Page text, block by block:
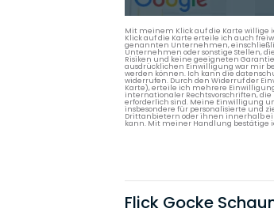
Mit meinem Klick auf die Karte willige
Klick auf die Karte erteile ich auch
genannten Unternehmen,
Unternehmen oder sonstige Stellen,
Risiken und keine geeigneten
ausdrücklichen Einwilligung war mir
werden können. Ich kann die
widerrufen. Durch den Widerruf der
Karte), erteile ich mehrere
internationaler Rechtsvorschriften,
erforderlich sind. Meine Einwilligung
insbesondere für personalisierte und
Drittanbietern oder ihnen innerhalb
kann. Mit meiner Handlung bestätige
Flick Gocke